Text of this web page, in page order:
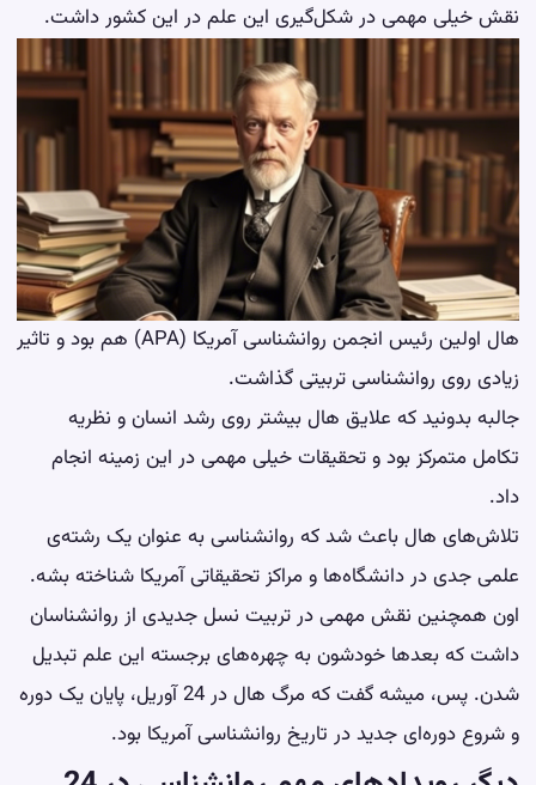
نقش خیلی مهمی در شکل‌گیری این علم در این کشور داشت.
هال اولین رئیس انجمن روانشناسی آمریکا (APA) هم بود و تاثیر
زیادی روی روانشناسی تربیتی گذاشت.
جالبه بدونید که علایق هال بیشتر روی رشد انسان و نظریه
تکامل متمرکز بود و تحقیقات خیلی مهمی در این زمینه انجام
داد.
تلاش‌های هال باعث شد که روانشناسی به عنوان یک رشته‌ی
علمی جدی در دانشگاه‌ها و مراکز تحقیقاتی آمریکا شناخته بشه.
اون همچنین نقش مهمی در تربیت نسل جدیدی از روانشناسان
داشت که بعدها خودشون به چهره‌های برجسته این علم تبدیل
شدن. پس، میشه گفت که مرگ هال در 24 آوریل، پایان یک دوره
و شروع دوره‌ای جدید در تاریخ روانشناسی آمریکا بود.